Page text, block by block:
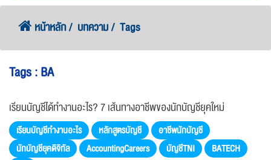
หน้าหลัก บทความ Tags
Tags : BA
เรียนบัญชีได้ทำงานอะไร? 7 เส้นทางอาชีพของนักบัญชียุคใหม่
เรียนบัญชีทำงานอะไร หลักสูตรบัญชี
อาชีพนักบัญชี
นักบัญชียุคดิจิทัล
AccountingCareers บัญชีTNI
BATECH